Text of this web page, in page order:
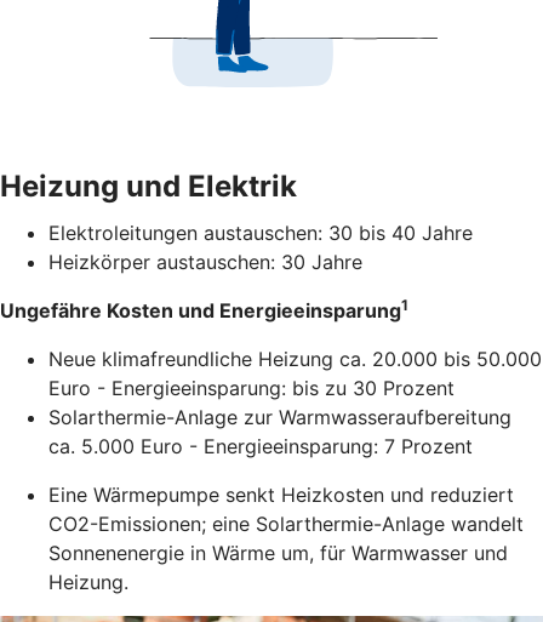
Heizung und Elektrik
Elektroleitungen austauschen: 30 bis 40 Jahre
Heizkörper austauschen: 30 Jahre
Ungefähre Kosten und Energieeinsparung1
Neue klimafreundliche Heizung ca. 20.000 bis 50.000
Euro - Energieeinsparung: bis zu 30 Prozent
Solarthermie-Anlage zur Warmwasseraufbereitung
ca. 5.000 Euro - Energieeinsparung: 7 Prozent
Eine Wärmepumpe senkt Heizkosten und reduziert
CO2-Emissionen; eine Solarthermie-Anlage wandelt
Sonnenenergie in Wärme um, für Warmwasser und
Heizung.